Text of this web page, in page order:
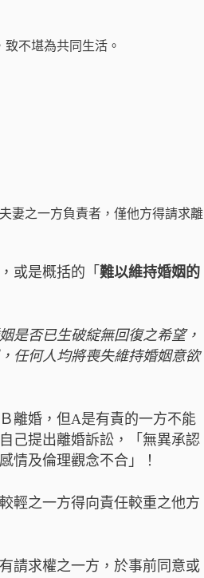
不堪為共同生活。
妻之一方負責者，僅他方得請求離
或是概括的「 難以維持婚姻的
是否已生破綻無回復之希望，
任何人均將喪失維持婚姻意欲
離婚，但A是有責的一方不能
己提出離婚訴訟，「無異承認
情及倫理觀念不合」！
輕之一方得向責任較重之他方
請求權之一方，於事前同意或